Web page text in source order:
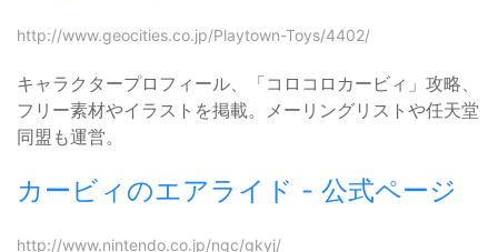
http://www.geocities.co.jp/Playtown-Toys/4402/
キャラクタープロフィール、「コロコロカービィ」攻略、
フリー素材やイラストを掲載。メーリングリストや任天堂
同盟も運営。
カービィのエアライド - 公式ページ
http://www.nintendo.co.jp/ngc/gkyj/